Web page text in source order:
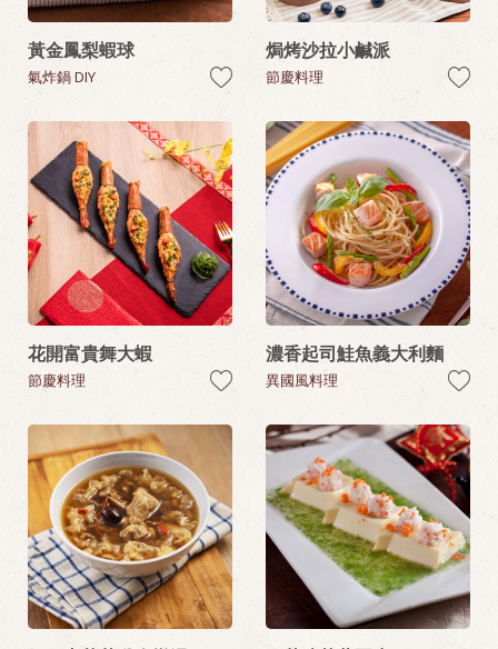
黃金鳳梨蝦球
氣炸鍋 DIY
焗烤沙拉小鹹派
節慶料理
花開富貴舞大蝦
節慶料理
濃香起司鮭魚義大利麵
異國風料理